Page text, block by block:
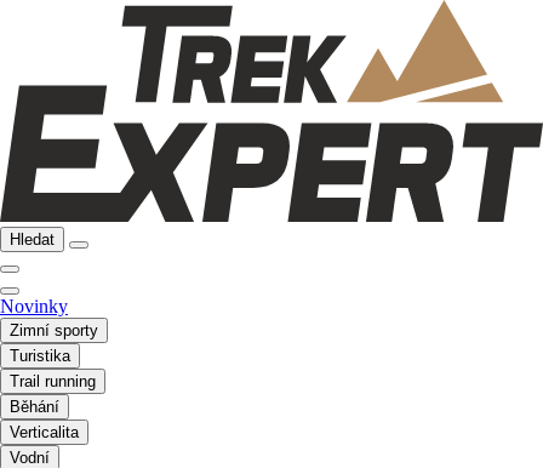
Hledat
Novinky
Zimní sporty
Turistika
Trail running
Běhání
Verticalita
Vodní